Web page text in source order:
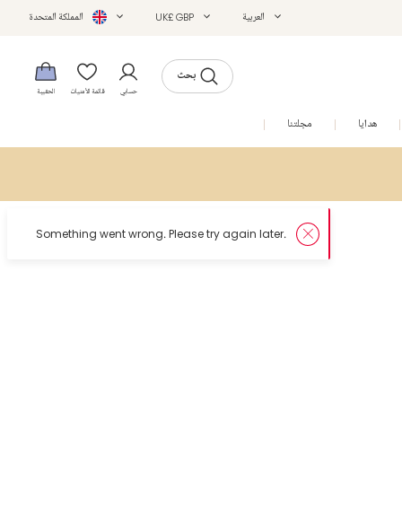
العربية UK£ GBP المملكة المتحدة
بحث
حسابي قائمة الأمنيات الحقيبة
هدايا مجلتنا